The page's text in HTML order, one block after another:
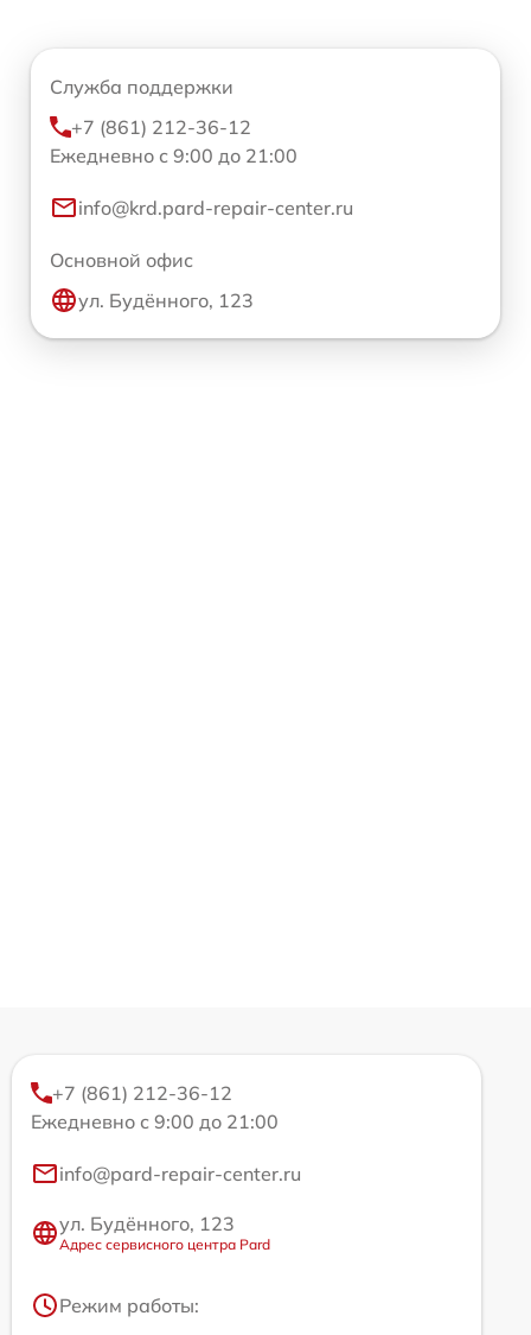
Служба поддержки
+7 (861) 212-36-12
Ежедневно с 9:00 до 21:00
info@krd.pard-repair-center.ru
Основной офис
ул. Будённого, 123
+7 (861) 212-36-12
Ежедневно с 9:00 до 21:00
info@pard-repair-center.ru
ул. Будённого, 123
Адрес сервисного центра Pard
Режим работы: